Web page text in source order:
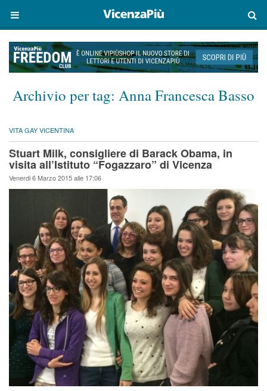
Archivio per tag: Anna Francesca Basso
VITA GAY VICENTINA
Stuart Milk, consigliere di Barack Obama, in
visita all’Istituto “Fogazzaro” di Vicenza
Venerdi 6 Marzo 2015 alle 17:06